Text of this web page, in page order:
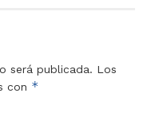
será publicada. Los
con *